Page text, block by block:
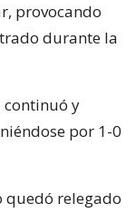
provocando
durante la
continuó y
por 1-0
quedó relegado